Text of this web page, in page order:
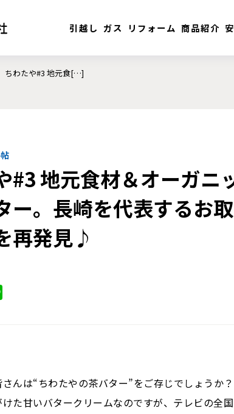
引越し ガス リフォーム 商品紹介
ちわたや#3 地元食[…]
#3 地元食材＆オーガニ
ー。長崎を代表するお
再発見♪
んは“ちわたやの茶バター”をご存じでしょうか
た甘いバタークリームなのですが、テレビの全